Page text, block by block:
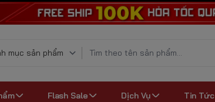
Flash Sale Dịch Vụ Tin Tức